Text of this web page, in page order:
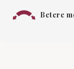
Betere